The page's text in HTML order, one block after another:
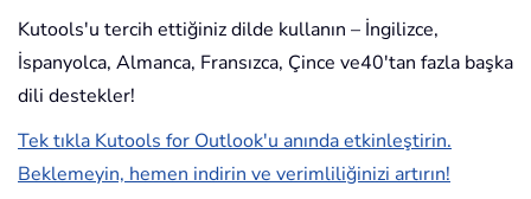
Kutools'u tercih ettiğiniz dilde kullanın – İngilizce,
İspanyolca, Almanca, Fransızca, Çince ve40'tan fazla başka
dili destekler!
Tek tıkla Kutools for Outlook'u anında etkinleştirin.
Beklemeyin, hemen indirin ve verimliliğinizi artırın!